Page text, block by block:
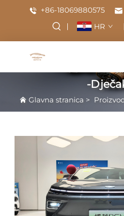
+86-18069880575
HR
-
Glavna stranica >